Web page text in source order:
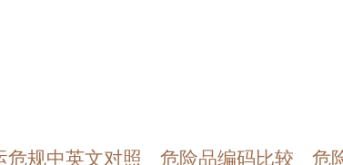
危规中英文对照 危险品编码比较 危